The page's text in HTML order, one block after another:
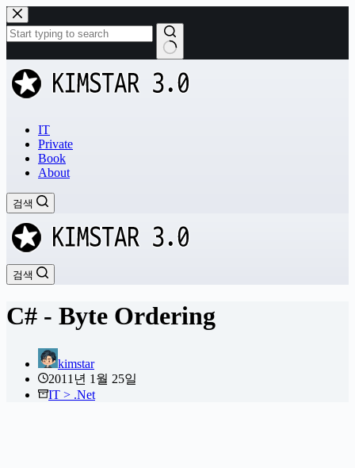
본
문
으
로
건
너
과
없
IT
Private
Book
About
검색
검색
C# - Byte Ordering
kimstar
2011년 1월 25일
IT > .Net